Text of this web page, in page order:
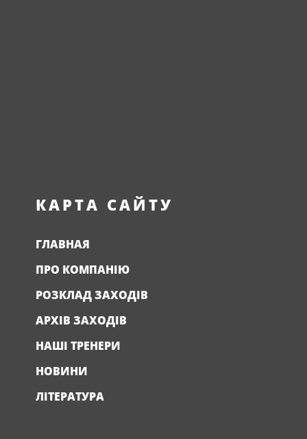
КАРТА САЙТУ
ГЛАВНАЯ
ПРО КОМПАНІЮ
РОЗКЛАД ЗАХОДІВ
АРХІВ ЗАХОДІВ
НАШІ ТРЕНЕРИ
НОВИНИ
ЛІТЕРАТУРА